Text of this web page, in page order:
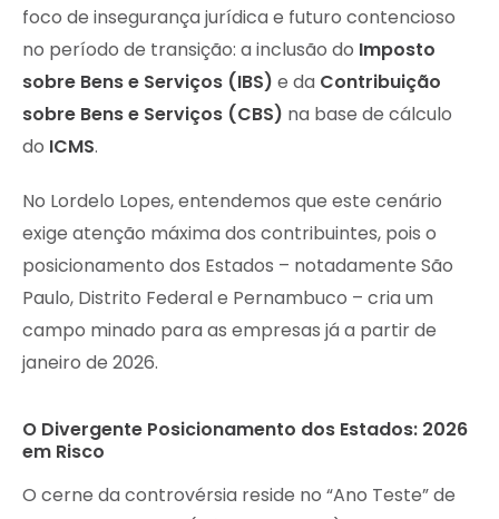
foco de insegurança jurídica e futuro contencioso
no período de transição: a inclusão do Imposto
sobre Bens e Serviços (IBS) e da Contribuição
sobre Bens e Serviços (CBS) na base de cálculo
do ICMS.
No Lordelo Lopes, entendemos que este cenário
exige atenção máxima dos contribuintes, pois o
posicionamento dos Estados – notadamente São
Paulo, Distrito Federal e Pernambuco – cria um
campo minado para as empresas já a partir de
janeiro de 2026.
O Divergente Posicionamento dos Estados: 2026
em Risco
O cerne da controvérsia reside no “Ano Teste” de